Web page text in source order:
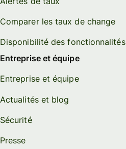
Comparer les taux de change
Disponibilité des fonctionnalités
Entreprise et équipe
Entreprise et équipe
Actualités et blog
Sécurité
Presse